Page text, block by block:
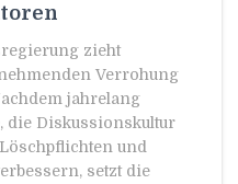
zieht
Verrohung
jahrelang
die Diskussionskultur
und
setzt die